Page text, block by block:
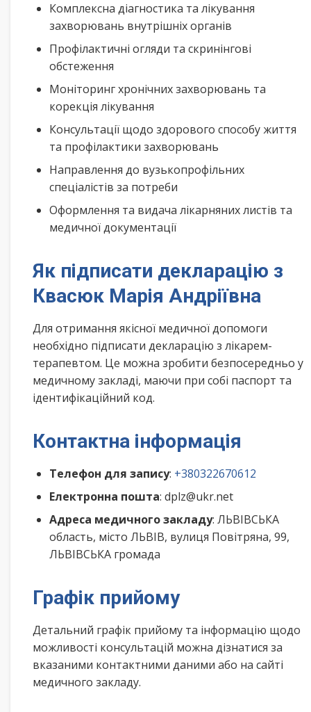
Комплексна діагностика та лікування
захворювань внутрішніх органів
Профілактичні огляди та скринінгові
обстеження
Моніторинг хронічних захворювань та
корекція лікування
Консультації щодо здорового способу життя
та профілактики захворювань
Направлення до вузькопрофільних
спеціалістів за потреби
Оформлення та видача лікарняних листів та
медичної документації
Як підписати декларацію з
Квасюк Марія Андріївна
Для отримання якісної медичної допомоги
необхідно підписати декларацію з лікарем-
терапевтом. Це можна зробити безпосередньо у
медичному закладі, маючи при собі паспорт та
ідентифікаційний код.
Контактна інформація
Телефон для запису: +380322670612
Електронна пошта: dplz@ukr.net
Адреса медичного закладу: ЛЬВІВСЬКА
область, місто ЛЬВІВ, вулиця Повітряна, 99,
ЛЬВІВСЬКА громада
Графік прийому
Детальний графік прийому та інформацію щодо
можливості консультацій можна дізнатися за
вказаними контактними даними або на сайті
медичного закладу.